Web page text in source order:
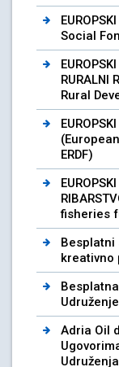
Social
Rural
ERDF)
fisheries
Besplatni
kreativno
Adria Oil